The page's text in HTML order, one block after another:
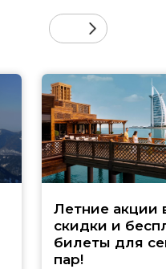
Летние акции
скидки и
билеты для
пар!